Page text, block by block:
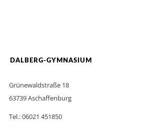
DALBERG-GYMNASIUM
Grünewaldstraße 18
63739 Aschaffenburg
Tel.: 06021 451850